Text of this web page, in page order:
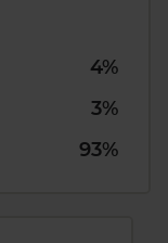
4%
3%
93%